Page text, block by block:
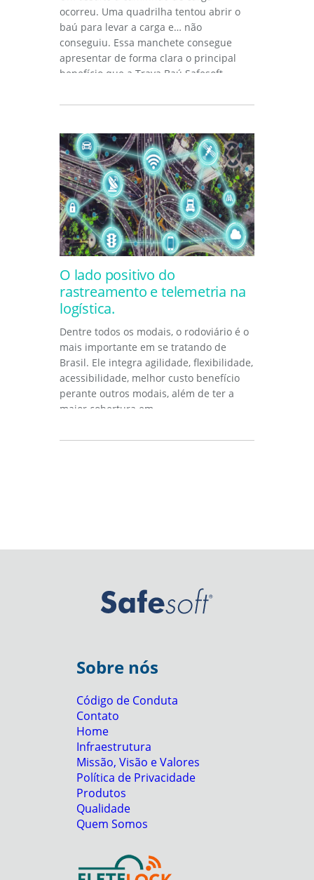
ocorreu. Uma quadrilha tentou abrir o
baú para levar a carga e… não
conseguiu. Essa manchete consegue
apresentar de forma clara o principal
benefício que a Trava Baú Safesoft...
O lado positivo do
rastreamento e telemetria na
logística.
Dentre todos os modais, o rodoviário é o
mais importante em se tratando de
Brasil. Ele integra agilidade, flexibilidade,
acessibilidade, melhor custo benefício
perante outros modais, além de ter a
maior cobertura em...
Sobre nós
Código de Conduta
Contato
Home
Infraestrutura
Missão, Visão e Valores
Política de Privacidade
Produtos
Qualidade
Quem Somos